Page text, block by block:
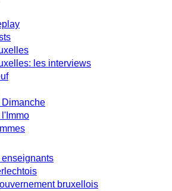
les interviews
Dimanche
l'Immo
bruxellois